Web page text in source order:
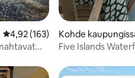
Keskimääräinen arvio 4,92/5,
4,92 (163)
Kohde
n
Five Islands